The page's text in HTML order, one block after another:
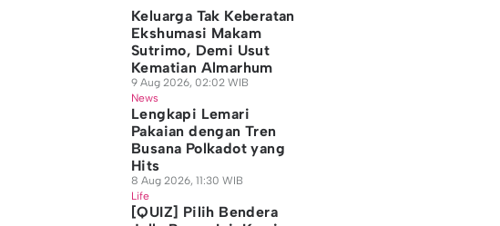
Keluarga Tak Keberatan
Ekshumasi Makam
Sutrimo, Demi Usut
Kematian Almarhum
9 Aug 2026, 02:02 WIB
News
Lengkapi Lemari
Pakaian dengan Tren
Busana Polkadot yang
Hits
8 Aug 2026, 11:30 WIB
Life
[QUIZ] Pilih Bendera